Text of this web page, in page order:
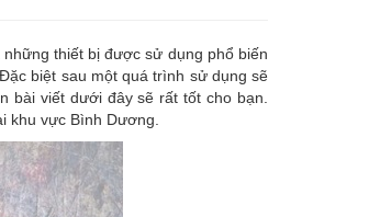
thiết bị được sử dụng phổ biến
biệt sau một quá trình sử dụng sẽ
bài viết dưới đây sẽ rất tốt cho bạn.
khu vực Bình Dương.